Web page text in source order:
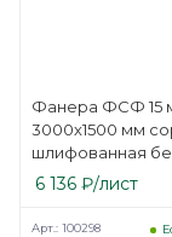
Фанера ФСФ 15
3000х1500 мм
шлифованная
6 136 ₽/лист
Арт.: 100298